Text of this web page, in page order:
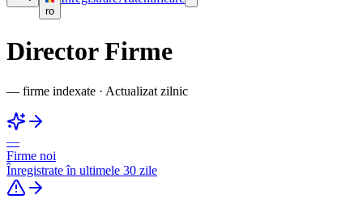
ro
Director Firme
— firme indexate · Actualizat zilnic
—
Firme noi
Înregistrate în ultimele 30 zile